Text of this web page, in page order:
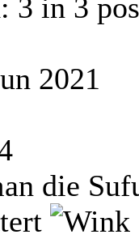
3 in 3
2021
die